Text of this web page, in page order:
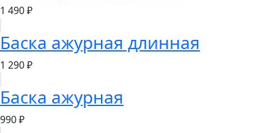
1 490 ₽
Баска ажурная длинная
1 290 ₽
Баска ажурная
990 ₽